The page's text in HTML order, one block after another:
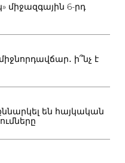
միջազգային 6-րդ
ի՞նչ է
են հայկական